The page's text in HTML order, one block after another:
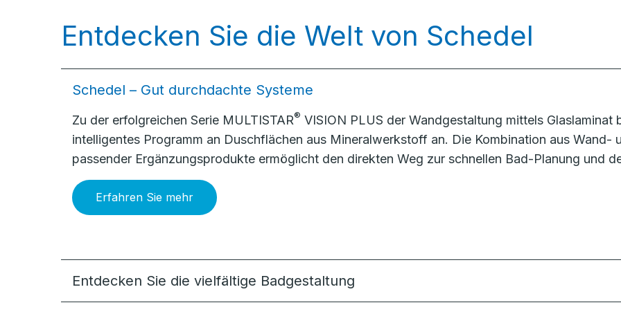
Entdecken Sie die Welt von Schedel
Schedel – Gut durchdachte Systeme
Zu der erfolgreichen Serie MULTISTAR® VISION PLUS der Wandgestaltung mittels Glaslaminat
intelligentes Programm an Duschflächen aus Mineralwerkstoff an. Die Kombination aus Wand-
passender Ergänzungsprodukte ermöglicht den direkten Weg zur schnellen Bad-Planung und
Erfahren Sie mehr
Entdecken Sie die vielfältige Badgestaltung